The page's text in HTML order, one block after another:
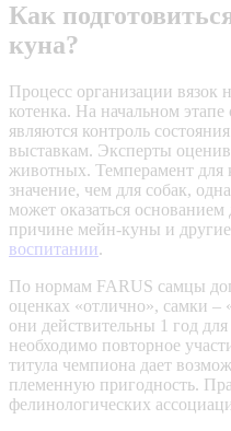
Как
куна?
Процесс организации вязок
котенка. На начальном
являются контроль
выставкам. Эксперты
животных. Темперамент для
значение, чем для собак,
может оказаться
причине мейн-куны и
воспитании.
По нормам FARUS самцы
оценках «отлично», самки –
они действительны 1 год
необходимо повторное
титула чемпиона дает
племенную пригодность.
фелинологических